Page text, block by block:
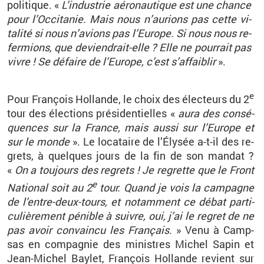
po­li­tique. « L’in­dus­trie aé­ro­nau­tique est une chance
pour l’Oc­ci­ta­nie. Mais nous n’au­rions pas cette vi­
ta­lité si nous n’avions pas l’Eu­rope. Si nous nous re­
fer­mions, que de­vien­drait-elle ? Elle ne pour­rait pas
vivre ! Se dé­faire de l’Eu­rope, c’est s’af­fai­blir».
Pour Fran­çois Hol­lande, le choix des élec­teurs du 2e
tour des élec­tions pré­si­den­tielles « aura des consé­
quences sur la France, mais aussi sur l’Eu­rope et
sur le monde ». Le lo­ca­taire de l’Ély­sée a-t-il des re­
grets, à quelques jours de la fin de son man­dat ?
« On a tou­jours des re­grets ! Je re­grette que le Front
Na­tio­nal soit au 2etour. Quand je vois la cam­pagne
de l’entre-deux-tours, et no­tam­ment ce débat par­ti­
cu­liè­re­ment pé­nible à suivre, oui, j’ai le re­gret de ne
pas avoir convaincu les Fran­çais. » Venu à Camp­
sas en com­pa­gnie des mi­nistres Mi­chel Sapin et
Jean-Mi­chel Bay­let, Fran­çois Hol­lande re­vient sur